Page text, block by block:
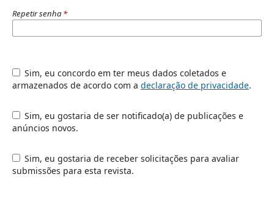
Repetir senha *
Sim, eu concordo em ter meus dados coletados e
armazenados de acordo com a declaração de privacidade.
Sim, eu gostaria de ser notificado(a) de publicações e
anúncios novos.
Sim, eu gostaria de receber solicitações para avaliar
submissões para esta revista.